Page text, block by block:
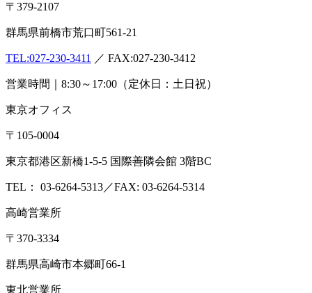
〒379-2107
群馬県前橋市荒口町561-21
TEL:027-230-3411 ／ FAX:027-230-3412
営業時間｜8:30～17:00（定休日：土日祝）
東京オフィス
〒105-0004
東京都港区新橋1-5-5 国際善隣会館 3階BC
TEL： 03-6264-5313／FAX: 03-6264-5314
高崎営業所
〒370-3334
群馬県高崎市本郷町66-1
東北営業所